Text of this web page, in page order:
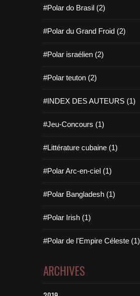
#Polar do Brasil (2)
#Polar du Grand Froid (2)
#Polar israélien (2)
#Polar teuton (2)
#INDEX DES AUTEURS (1)
#Jeu-Concours (1)
#Littérature cubaine (1)
#Polar Arc-en-ciel (1)
#Polar Bangladesh (1)
#Polar Irish (1)
#Polar de l'Empire Céleste (1)
ARCHIVES